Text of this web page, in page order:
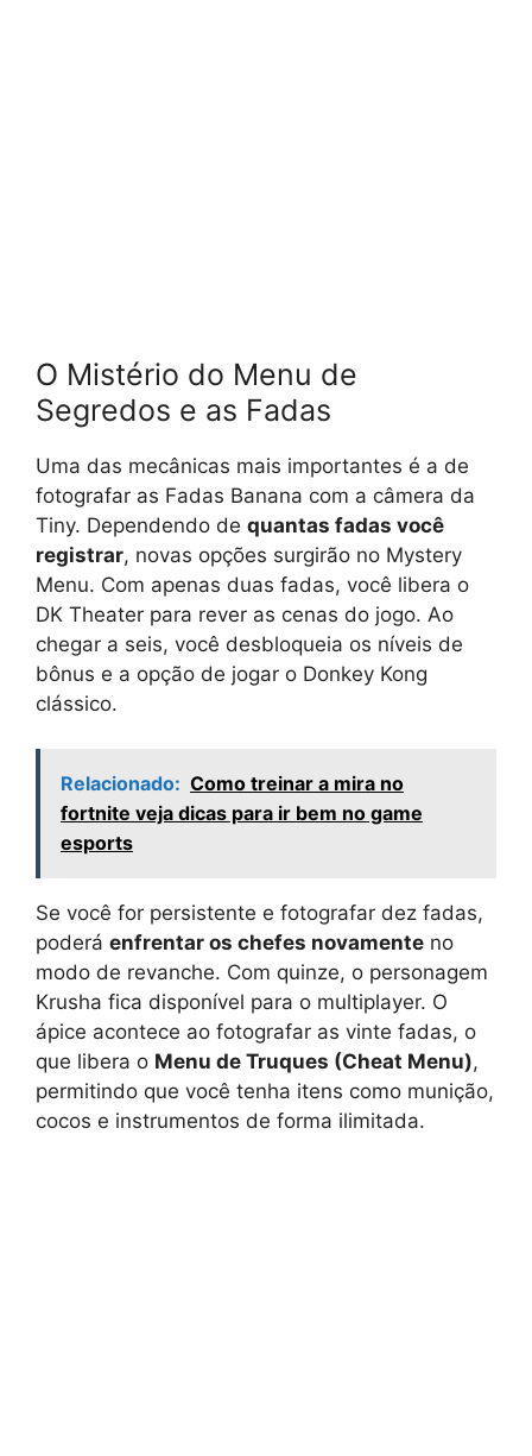
O Mistério do Menu de
Segredos e as Fadas
Uma das mecânicas mais importantes é a de
fotografar as Fadas Banana com a câmera da
Tiny. Dependendo de quantas fadas você
registrar, novas opções surgirão no Mystery
Menu. Com apenas duas fadas, você libera o
DK Theater para rever as cenas do jogo. Ao
chegar a seis, você desbloqueia os níveis de
bônus e a opção de jogar o Donkey Kong
clássico.
Relacionado: Como treinar a mira no
fortnite veja dicas para ir bem no game
esports
Se você for persistente e fotografar dez fadas,
poderá enfrentar os chefes novamente no
modo de revanche. Com quinze, o personagem
Krusha fica disponível para o multiplayer. O
ápice acontece ao fotografar as vinte fadas, o
que libera o Menu de Truques (Cheat Menu),
permitindo que você tenha itens como munição,
cocos e instrumentos de forma ilimitada.